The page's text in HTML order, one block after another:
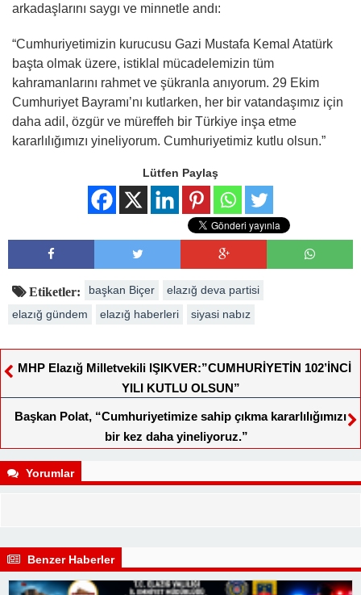
arkadaşlarını saygı ve minnetle andı:
“Cumhuriyetimizin kurucusu Gazi Mustafa Kemal Atatürk
başta olmak üzere, istiklal mücadelemizin tüm
kahramanlarını rahmet ve şükranla anıyorum. 29 Ekim
Cumhuriyet Bayramı’nı kutlarken, her bir vatandaşımız için
daha adil, özgür ve müreffeh bir Türkiye inşa etme
kararlılığımızı yineliyorum. Cumhuriyetimiz kutlu olsun.”
Lütfen Paylaş
Etiketler: başkan Biçer
elazığ deva partisi
elazığ gündem
elazığ haberleri siyasi nabız
MHP Elazığ Milletvekili IŞIKVER:”CUMHURİYETİN 102’İNCİ
YILI KUTLU OLSUN”
Başkan Polat, “Cumhuriyetimize sahip çıkma kararlılığımızı
bir kez daha yineliyoruz.”
Yorumlar
Benzer Haberler